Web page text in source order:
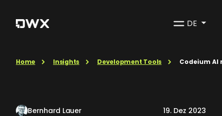
DE
Home Insights Development Tools Codeium
Bernhard Lauer 19. Dez 2023